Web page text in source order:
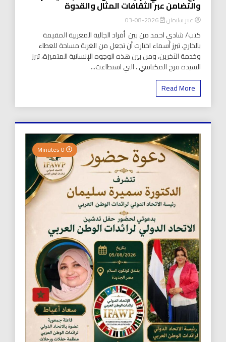
والتضامن عبر الثقافات المثال والقدوة
عبير سليمان 2026-08-03
كتب/ شادي احمد من بين أفراد الجالية المغربية المقيمة
بالخارج، تبرز أسماء اختارت أن تجعل من الغربة مساحة للعطاء
وخدمة الآخرين، ومن بين هذه الوجوه الإنسانية المتميزة، تبرز
السيدة فرح المكناسي ، التي استطاعت...
Read More